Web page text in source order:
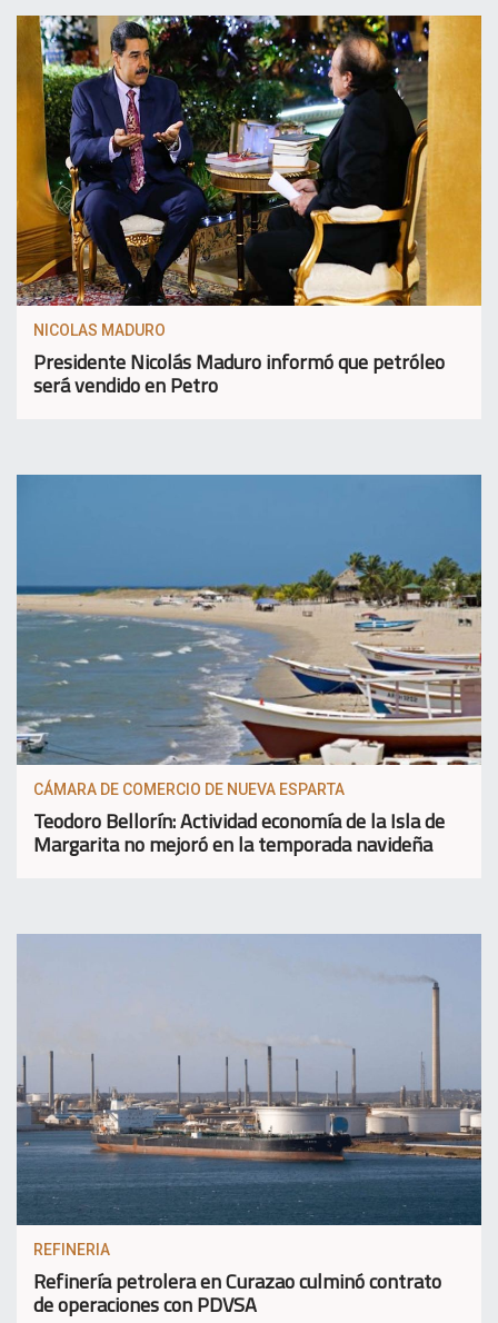
NICOLAS MADURO
Presidente Nicolás Maduro informó que petróleo
será vendido en Petro
CÁMARA DE COMERCIO DE NUEVA ESPARTA
Teodoro Bellorín: Actividad economía de la Isla de
Margarita no mejoró en la temporada navideña
REFINERIA
Refinería petrolera en Curazao culminó contrato
de operaciones con PDVSA